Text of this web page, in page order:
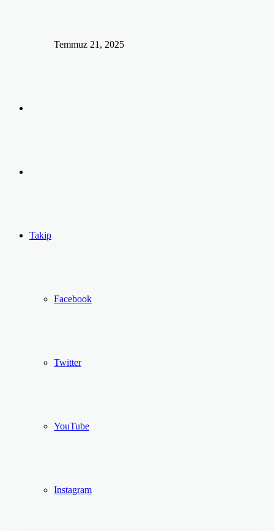
Temmuz 21, 2025
...
Ol
Takip
Facebook
Twitter
YouTube
Instagram